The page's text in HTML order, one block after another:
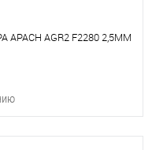
AGR2 F2280 2,5MM